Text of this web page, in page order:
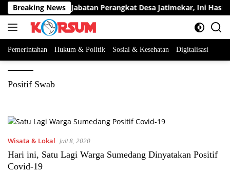
Langsung
ke
konten
Breaking News
Berebut Dua Jabatan Perangkat Desa Jatimekar, Ini Hasil
Pemerintahan Hukum & Politik Sosial & Kesehatan Digitalisasi
Positif Swab
Wisata & Lokal Juli 8, 2020
Hari ini, Satu Lagi Warga Sumedang Dinyatakan Positif
Covid-19